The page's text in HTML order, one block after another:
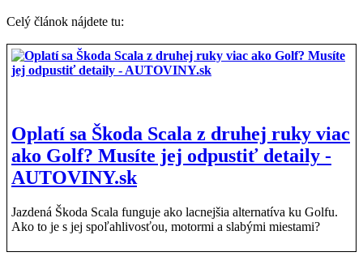
Celý článok nájdete tu:
Oplatí sa Škoda Scala z druhej ruky viac
ako Golf? Musíte jej odpustiť detaily -
AUTOVINY.sk
Jazdená Škoda Scala funguje ako lacnejšia alternatíva ku Golfu.
Ako to je s jej spoľahlivosťou, motormi a slabými miestami?